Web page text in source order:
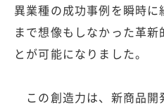
異業種の成功事例を瞬時
まで想像もしなかった革
とが可能になりました。
この創造力は、新商品開